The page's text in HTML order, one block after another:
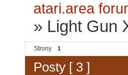
atari.area
» Light Gun
Strony 1
Posty [ 3 ]